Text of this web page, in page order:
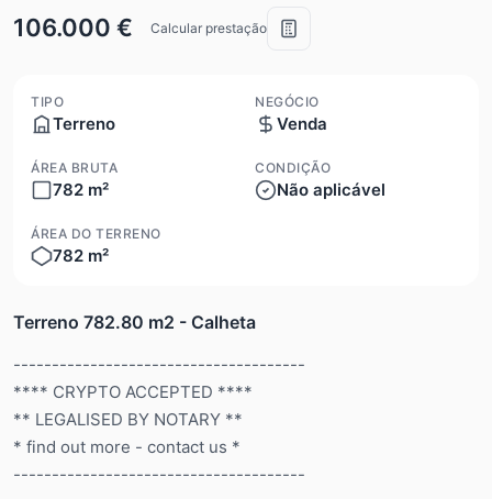
106.000 €
Calcular prestação
TIPO
Terreno
NEGÓCIO
Venda
ÁREA BRUTA
782 m²
CONDIÇÃO
Não aplicável
ÁREA DO TERRENO
782 m²
Terreno 782.80 m2 - Calheta
--------------------------------------
**** CRYPTO ACCEPTED ****
** LEGALISED BY NOTARY **
* find out more - contact us *
--------------------------------------